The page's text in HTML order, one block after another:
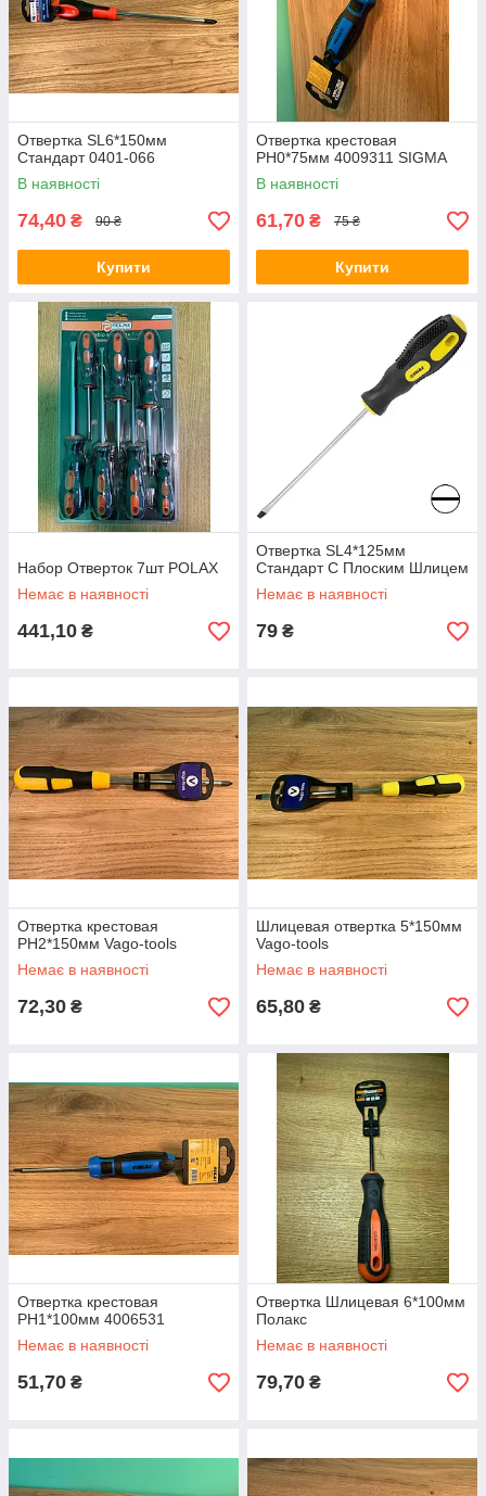
Отвертка SL6*150мм
Стандарт 0401-066
В наявності
74,40 ₴ 90 ₴
Купити
Отвертка крестовая
PH0*75мм 4009311 SIGMA
В наявності
61,70 ₴ 75 ₴
Купити
Набор Отверток 7шт POLAX
Немає в наявності
441,10 ₴
Отвертка SL4*125мм
Стандарт С Плоским Шлицем
Немає в наявності
79 ₴
Отвертка крестовая
PH2*150мм Vago-tools
Немає в наявності
72,30 ₴
Шлицевая отвертка 5*150мм
Vago-tools
Немає в наявності
65,80 ₴
Отвертка крестовая
PH1*100мм 4006531
Немає в наявності
51,70 ₴
Отвертка Шлицевая 6*100мм
Полакс
Немає в наявності
79,70 ₴